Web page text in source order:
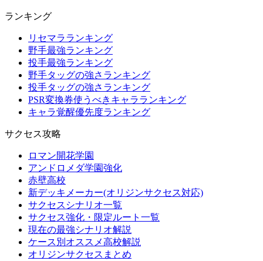
ランキング
リセマラランキング
野手最強ランキング
投手最強ランキング
野手タッグの強さランキング
投手タッグの強さランキング
PSR変換券使うべきキャラランキング
キャラ覚醒優先度ランキング
サクセス攻略
ロマン開花学園
アンドロメダ学園強化
赤壁高校
新デッキメーカー(オリジンサクセス対応)
サクセスシナリオ一覧
サクセス強化・限定ルート一覧
現在の最強シナリオ解説
ケース別オススメ高校解説
オリジンサクセスまとめ